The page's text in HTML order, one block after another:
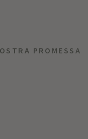
PROMESSA